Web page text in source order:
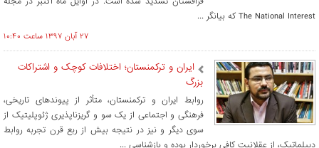
The National Interest که بیانگر ...
۲۷ آبان ۱۳۹۷ ساعت ۱۰:۴۰
ایران و ترکمنستان؛ اختلافات کوچک و اشتراکات
بزرگ
روابط ایران و ترکمنستان، متأثر از پیوندهای تاریخی،
فرهنگی و اجتماعی از یک سو و گریزناپذیری ژئوپلیتیک از
سوی دیگر و نیز در نتیجه بیش از ربع قرن تجربه روابط
دیپلماتیک، از عقلانیت کافی برخوردار بوده و بازشناسی ...